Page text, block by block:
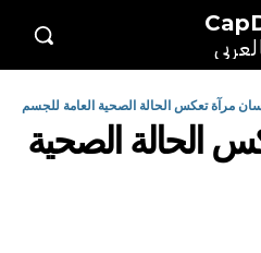
مرآة تعكس الحالة الصحية العامة للجسم
الحالة الصحية